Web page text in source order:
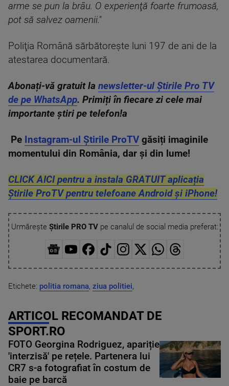
arme se pun la brâu. O experienţă foarte frumoasă,
pot să salvez oamenii."
Poliţia Română sărbătoreşte luni 197 de ani de la
atestarea documentară.
Abonați-vă gratuit la newsletter-ul Știrile Pro TV
de pe WhatsApp. Primiți în fiecare zi cele mai
importante știri pe telefon!a
Pe Instagram-ul Știrile ProTV găsiți imaginile
momentului din România, dar și din lume!
CLICK AICI pentru a instala GRATUIT aplicația
Știrile ProTV pentru telefoane Android și iPhone!
Urmărește Știrile PRO TVpe canalul de social media preferat:
Etichete: politia romana, ziua politiei,
ARTICOL RECOMANDAT DE
SPORT.RO
FOTO Georgina Rodriguez, apariție
'interzisă' pe rețele. Partenera lui
CR7 s-a fotografiat în costum de
baie pe barcă